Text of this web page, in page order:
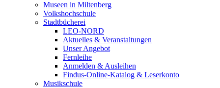
Museen in Miltenberg
Volkshochschule
Stadtbücherei
LEO-NORD
Aktuelles & Veranstaltungen
Unser Angebot
Fernleihe
Anmelden & Ausleihen
Findus-Online-Katalog & Leserkonto
Musikschule